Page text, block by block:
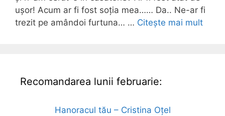
ușor! Acum ar fi fost soția mea…… Da.. Ne-ar fi
trezit pe amândoi furtuna… … Citește mai mult
Recomandarea lunii februarie:
Hanoracul tău – Cristina Oțel